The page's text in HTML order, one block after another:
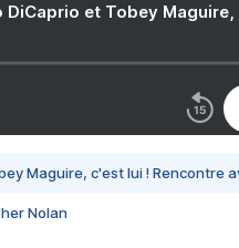
DiCaprio et Tobey
Maguire, c'est lui ! Rencontre
Nolan